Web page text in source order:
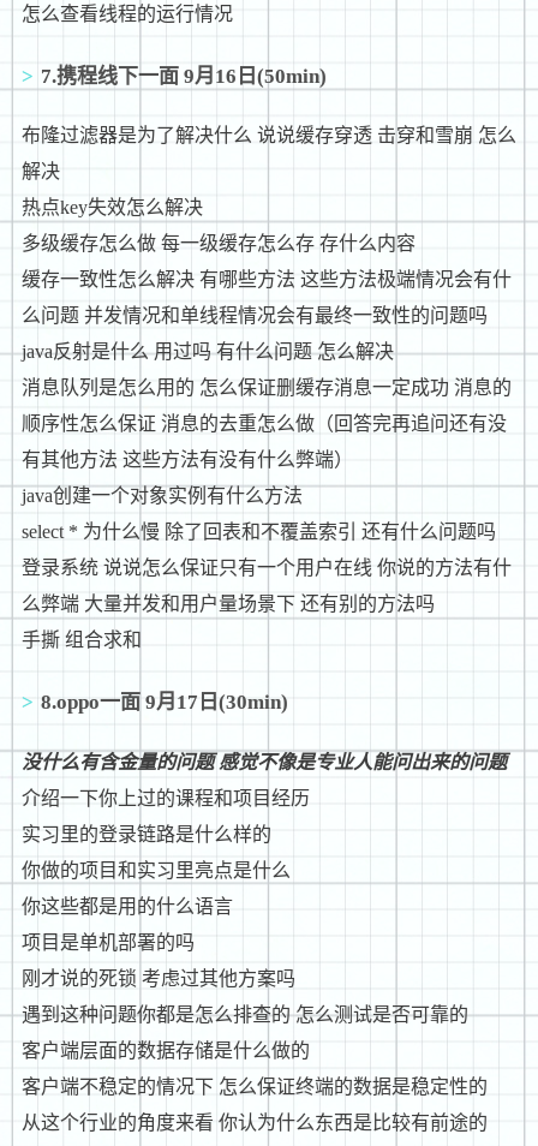
怎么查看线程的运行情况
7.携程线下一面 9月16日(50min)
布隆过滤器是为了解决什么 说说缓存穿透 击穿和雪崩 怎么
解决
热点key失效怎么解决
多级缓存怎么做 每一级缓存怎么存 存什么内容
缓存一致性怎么解决 有哪些方法 这些方法极端情况会有什
么问题 并发情况和单线程情况会有最终一致性的问题吗
java反射是什么 用过吗 有什么问题 怎么解决
消息队列是怎么用的 怎么保证删缓存消息一定成功 消息的
顺序性怎么保证 消息的去重怎么做（回答完再追问还有没
有其他方法 这些方法有没有什么弊端）
java创建一个对象实例有什么方法
select * 为什么慢 除了回表和不覆盖索引 还有什么问题吗
登录系统 说说怎么保证只有一个用户在线 你说的方法有什
么弊端 大量并发和用户量场景下 还有别的方法吗
手撕 组合求和
8.oppo一面 9月17日(30min)
没什么有含金量的问题 感觉不像是专业人能问出来的问题
介绍一下你上过的课程和项目经历
实习里的登录链路是什么样的
你做的项目和实习里亮点是什么
你这些都是用的什么语言
项目是单机部署的吗
刚才说的死锁 考虑过其他方案吗
遇到这种问题你都是怎么排查的 怎么测试是否可靠的
客户端层面的数据存储是什么做的
客户端不稳定的情况下 怎么保证终端的数据是稳定性的
从这个行业的角度来看 你认为什么东西是比较有前途的